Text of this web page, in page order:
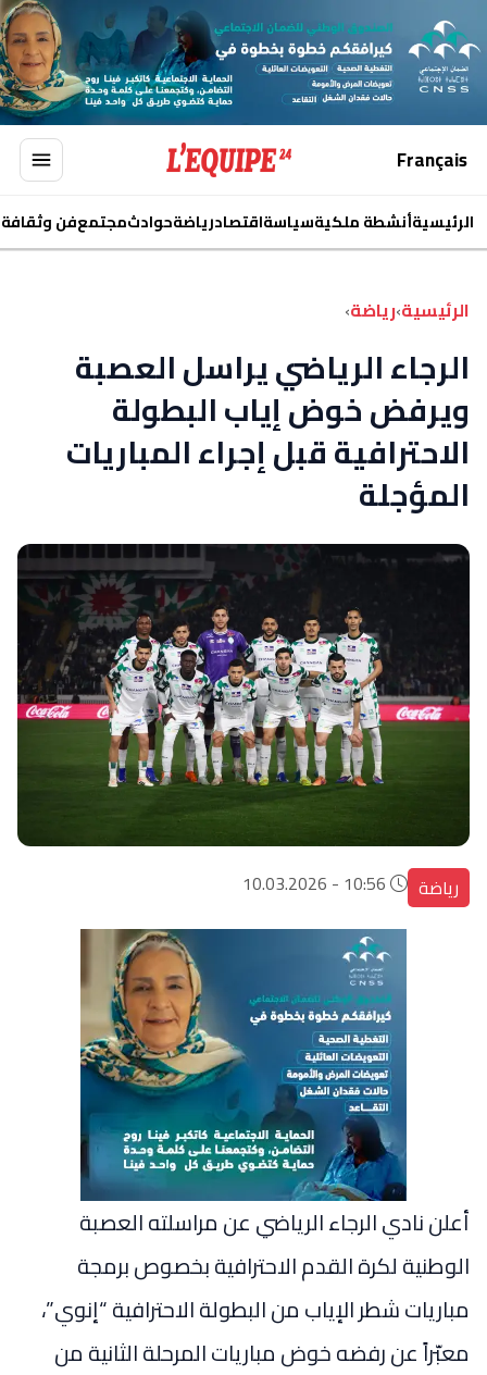
Français
الرئيسيةأنشطة ملكيةسياسةاقتصادرياضةحوادثمجتمعفن وثقافة
الرئيسية›رياضة›
الرجاء الرياضي يراسل العصبة
ويرفض خوض إياب البطولة
الاحترافية قبل إجراء المباريات
المؤجلة
رياضة
أعلن نادي الرجاء الرياضي عن مراسلته العصبة
الوطنية لكرة القدم الاحترافية بخصوص برمجة
مباريات شطر الإياب من البطولة الاحترافية “إنوي”،
معبّراً عن رفضه خوض مباريات المرحلة الثانية من